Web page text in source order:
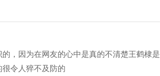
，因为在网友的心中是真的不清楚王鹤棣是
令人猝不及防的